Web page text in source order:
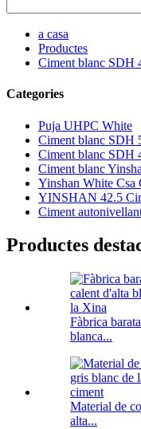
a casa
Productes
Ciment blanc SDH
Categories
Puja UHPC White
Ciment blanc SDH
Ciment blanc SDH
Ciment blanc
Yinshan White Csa
YINSHAN 42.5
Ciment
Productes
Fàbrica
blanca...
Material de
alta...